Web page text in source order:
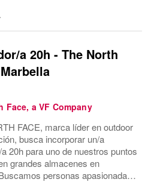
a 20h - The North
Face, a VF Company
FACE, marca líder en outdoor
busca incorporar un/a
20h para uno de nuestros puntos
grandes almacenes en
personas apasionadas